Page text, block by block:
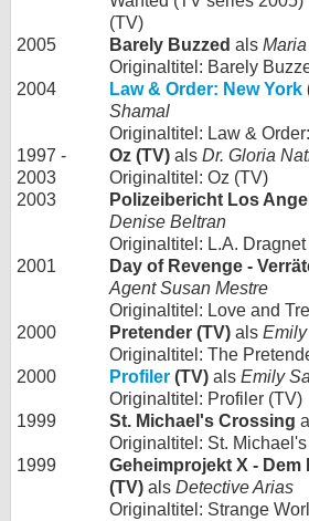
(TV)
2005
Barely Buzzed als
Originaltitel: Barely
2004
Law & Order: New York
Shamal
Originaltitel: Law &
1997 -
2003
Oz (TV) als Dr. Gloria
Originaltitel: Oz (TV)
2003
Polizeibericht Los
Denise Beltran
Originaltitel: L.A. Dragnet
2001
Day of Revenge -
Agent Susan Mestre
Originaltitel: Love and
2000
Pretender (TV) als
Originaltitel: The
2000
Profiler (TV) als Emily
Originaltitel: Profiler (TV)
1999
St. Michael's Crossing
Originaltitel: St.
1999
Geheimprojekt X -
(TV) als Detective Arias
Originaltitel: Strange